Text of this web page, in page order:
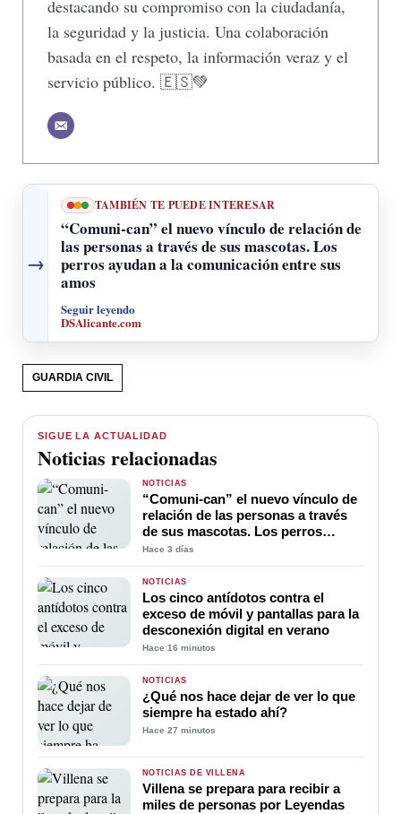
destacando su compromiso con la ciudadanía,
la seguridad y la justicia. Una colaboración
basada en el respeto, la información veraz y el
servicio público. 🇪🇸💚
→
TAMBIÉN TE PUEDE INTERESAR
“Comuni-can” el nuevo vínculo de relación de
las personas a través de sus mascotas. Los
perros ayudan a la comunicación entre sus
amos
Seguir leyendo
DSAlicante.com
GUARDIA CIVIL
SIGUE LA ACTUALIDAD
Noticias relacionadas
NOTICIAS
“Comuni-can” el nuevo vínculo de
relación de las personas a través
de sus mascotas. Los perros
ayudan a la comunicación entre
sus amos
Hace 3 días
NOTICIAS
Los cinco antídotos contra el
exceso de móvil y pantallas para la
desconexión digital en verano
Hace 16 minutos
NOTICIAS
¿Qué nos hace dejar de ver lo que
siempre ha estado ahí?
Hace 27 minutos
NOTICIAS DE VILLENA
Villena se prepara para recibir a
miles de personas por Leyendas